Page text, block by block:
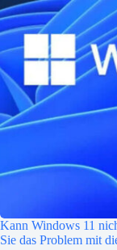
Kann Windows 11
Sie das Problem mit